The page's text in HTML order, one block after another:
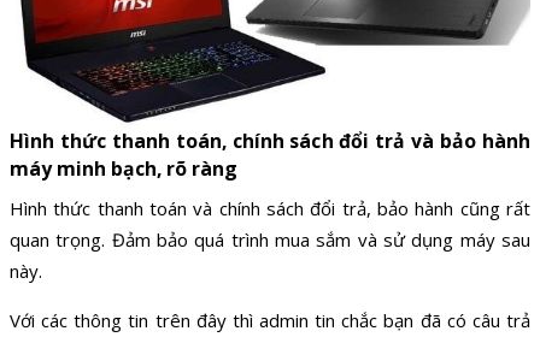
Hình thức thanh toán, chính sách đổi trả và bảo hành
máy minh bạch, rõ ràng
Hình thức thanh toán và chính sách đổi trả, bảo hành cũng rất
quan trọng. Đảm bảo quá trình mua sắm và sử dụng máy sau
này.
Với các thông tin trên đây thì admin tin chắc bạn đã có câu trả